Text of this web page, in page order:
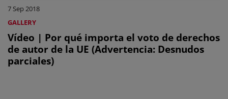
7 Sep 2018
GALLERY
Vídeo | Por qué importa el voto de derechos
de autor de la UE (Advertencia: Desnudos
parciales)